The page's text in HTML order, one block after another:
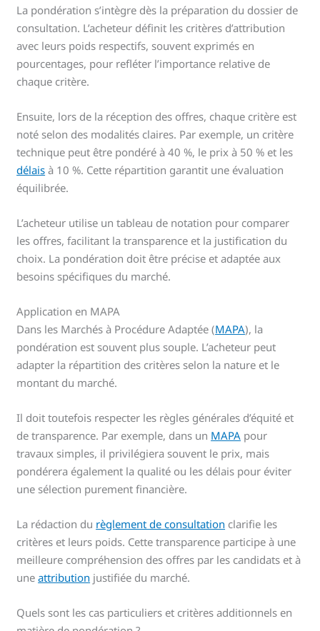
La pondération s’intègre dès la préparation du dossier de
consultation. L’acheteur définit les critères d’attribution
avec leurs poids respectifs, souvent exprimés en
pourcentages, pour refléter l’importance relative de
chaque critère.
Ensuite, lors de la réception des offres, chaque critère est
noté selon des modalités claires. Par exemple, un critère
technique peut être pondéré à 40 %, le prix à 50 % et les
délais à 10 %. Cette répartition garantit une évaluation
équilibrée.
L’acheteur utilise un tableau de notation pour comparer
les offres, facilitant la transparence et la justification du
choix. La pondération doit être précise et adaptée aux
besoins spécifiques du marché.
Application en MAPA
Dans les Marchés à Procédure Adaptée (MAPA), la
pondération est souvent plus souple. L’acheteur peut
adapter la répartition des critères selon la nature et le
montant du marché.
Il doit toutefois respecter les règles générales d’équité et
de transparence. Par exemple, dans un MAPA pour
travaux simples, il privilégiera souvent le prix, mais
pondérera également la qualité ou les délais pour éviter
une sélection purement financière.
La rédaction du règlement de consultation clarifie les
critères et leurs poids. Cette transparence participe à une
meilleure compréhension des offres par les candidats et à
uneattribution justifiée du marché.
Quels sont les cas particuliers et critères additionnels en